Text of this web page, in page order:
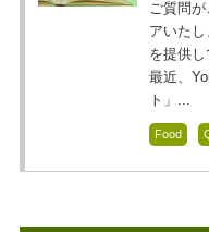
ご質問
アいた
を提供し
最近、
ト」...
Food